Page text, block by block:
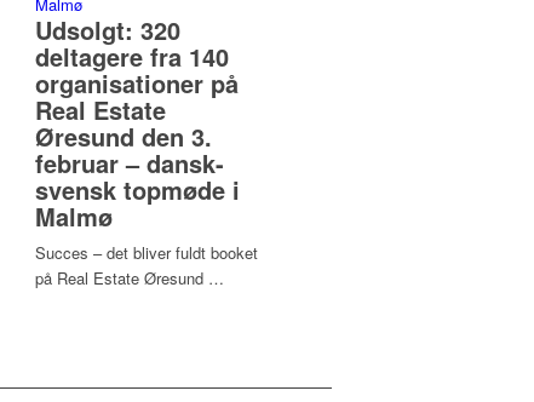
Udsolgt: 320
deltagere fra 140
organisationer på
Real Estate
Øresund den 3.
februar – dansk-
svensk topmøde i
Malmø
Succes – det bliver fuldt booket
på Real Estate Øresund …